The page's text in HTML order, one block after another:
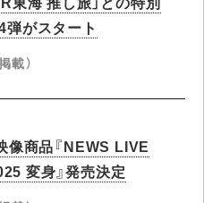
弾がスタート
載）
像商品『NEWS LIVE
変身』発売決定